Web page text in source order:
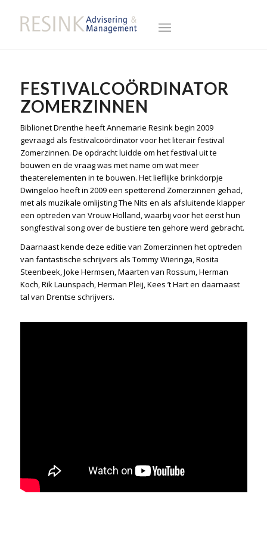
FESTIVALCOÖRDINATOR
ZOMERZINNEN
Biblionet Drenthe heeft Annemarie Resink begin 2009
gevraagd als festivalcoördinator voor het literair festival
Zomerzinnen. De opdracht luidde om het festival uit te
bouwen en de vraag was met name om wat meer
theaterelementen in te bouwen. Het lieflijke brinkdorpje
Dwingeloo heeft in 2009 een spetterend Zomerzinnen gehad,
met als muzikale omlijsting The Nits en als afsluitende klapper
een optreden van Vrouw Holland, waarbij voor het eerst hun
songfestival song over de bustiere ten gehore werd gebracht.
Daarnaast kende deze editie van Zomerzinnen het optreden
van fantastische schrijvers als Tommy Wieringa, Rosita
Steenbeek, Joke Hermsen, Maarten van Rossum, Herman
Koch, Rik Launspach, Herman Pleij, Kees ’t Hart en daarnaast
tal van Drentse schrijvers.